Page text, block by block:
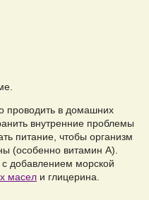
проводить в домашних
внутренние проблемы
питание, чтобы организм
(особенно витамин А).
добавлением морской
масел и глицерина.